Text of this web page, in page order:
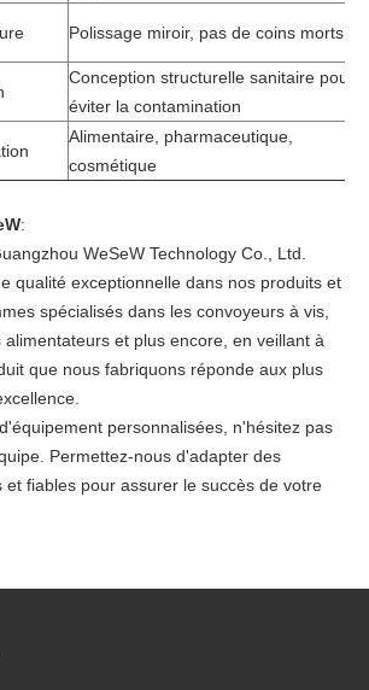
Polissage miroir, pas de coins morts
Conception structurelle sanitaire pour
éviter la contamination
Alimentaire, pharmaceutique,
cosmétique
:
WeSeW Technology Co., Ltd.
qualité exceptionnelle dans nos produits et
spécialisés dans les convoyeurs à vis,
alimentateurs et plus encore, en veillant à
que nous fabriquons réponde aux plus
personnalisées, n'hésitez pas
Permettez-nous d'adapter des
et fiables pour assurer le succès de votre